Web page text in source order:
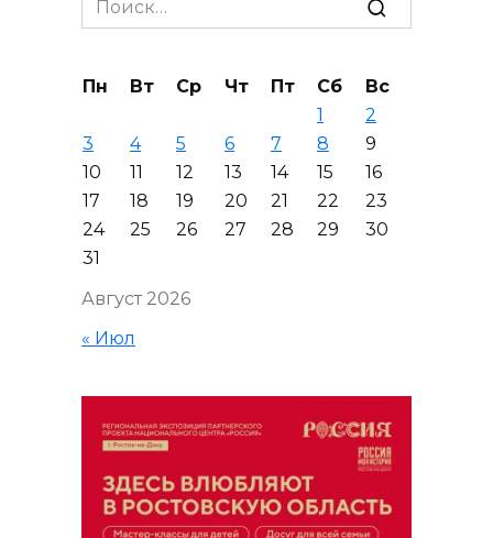
for:
Август 2026
Пн Вт Ср Чт Пт Сб
Вс
1
2
3
4 5 6 7 8
9
10
11 12 13 14 15
16
17
18 19 20 21 22
23
24
25 26 27 28 29
30
31
« Июл